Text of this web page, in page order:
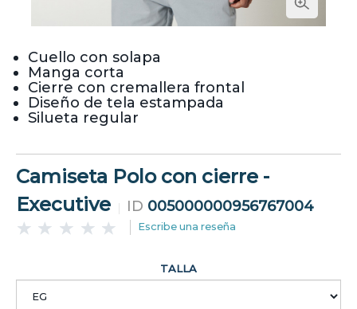
Cuello con solapa
Manga corta
Cierre con cremallera frontal
Diseño de tela estampada
Silueta regular
Camiseta Polo con cierre -
Executive
ID 005000000956767004
Escribe una reseña
TALLA